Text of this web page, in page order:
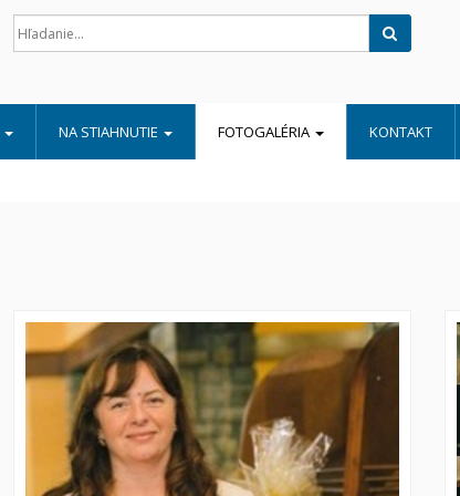
NA STIAHNUTIE FOTOGALÉRIA KONTAKT